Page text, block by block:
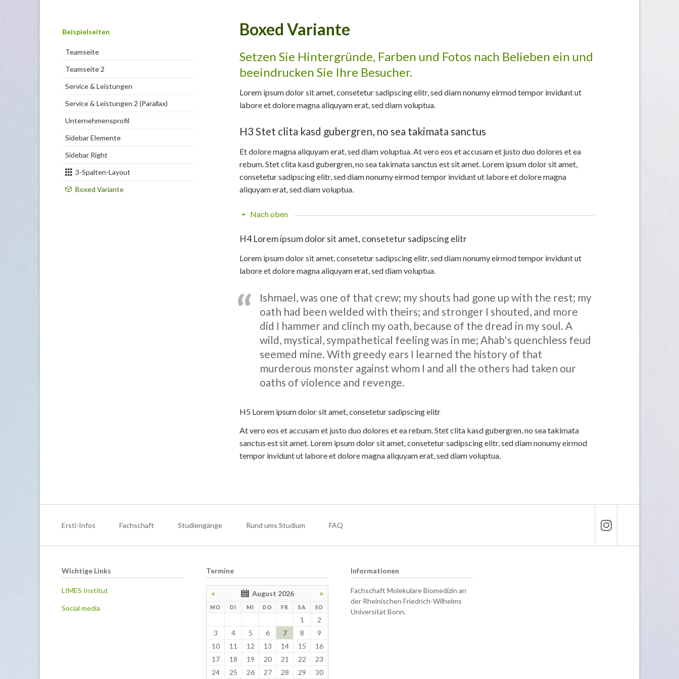
Boxed Variante
Setzen Sie Hintergründe, Farben und Fotos nach Belieben ein und
beeindrucken Sie Ihre Besucher.
Lorem ipsum dolor sit amet, consetetur sadipscing elitr, sed diam nonumy eirmod tempor invidunt ut
labore et dolore magna aliquyam erat, sed diam voluptua.
H3 Stet clita kasd gubergren, no sea takimata sanctus
Et dolore magna aliquyam erat, sed diam voluptua. At vero eos et accusam et justo duo dolores et ea
rebum. Stet clita kasd gubergren, no sea takimata sanctus est sit amet. Lorem ipsum dolor sit amet,
consetetur sadipscing elitr, sed diam nonumy eirmod tempor invidunt ut labore et dolore magna
aliquyam erat, sed diam voluptua.
Nach oben
H4 Lorem ipsum dolor sit amet, consetetur sadipscing elitr
Lorem ipsum dolor sit amet, consetetur sadipscing elitr, sed diam nonumy eirmod tempor invidunt ut
labore et dolore magna aliquyam erat, sed diam voluptua.
Ishmael, was one of that crew; my shouts had gone up with the rest; my
oath had been welded with theirs; and stronger I shouted, and more
did I hammer and clinch my oath, because of the dread in my soul. A
wild, mystical, sympathetical feeling was in me; Ahab's quenchless feud
seemed mine. With greedy ears I learned the history of that
murderous monster against whom I and all the others had taken our
oaths of violence and revenge.
H5 Lorem ipsum dolor sit amet, consetetur sadipscing elitr
At vero eos et accusam et justo duo dolores et ea rebum. Stet clita kasd gubergren, no sea takimata
sanctus est sit amet. Lorem ipsum dolor sit amet, consetetur sadipscing elitr, sed diam nonumy eirmod
tempor invidunt ut labore et dolore magna aliquyam erat, sed diam voluptua.
Navigation
Beispielseiten
Teamseite
Teamseite 2
Service & Leistungen
Service & Leistungen 2 (Parallax)
Unternehmensprofil
Sidebar Elemente
Sidebar Right
3-Spalten-Layout
Boxed Variante
Ersti-Infos Fachschaft Studiengänge Rund ums Studium FAQ
Wichtige Links
LIMES Institut
Social media
Termine
< August 2026 >
MO NTAG
DI ENSTAG
MI TTWOCH
DO NNERSTAG
FR EITAG
SAMSTAG
SO
1
2
3
4 5 6 7 8
9
10
11 12 13 14 15
16
17
18 19 20 21 22
23
24
25 26 27 28 29 30
Informationen
Fachschaft Molekulare Biomedizin an
der Rheinischen Friedrich-Wilhelms
Universität Bonn.